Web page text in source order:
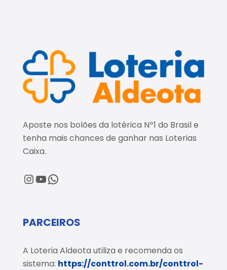
Aposte nos bolões da lotérica Nº1 do Brasil e
tenha mais chances de ganhar nas Loterias
Caixa.
@loteriaaldeota
@loteriaaldeota
Central de Atendimento
PARCEIROS
A Loteria Aldeota utiliza e recomenda os
sistema: https://conttrol.com.br/conttrol-